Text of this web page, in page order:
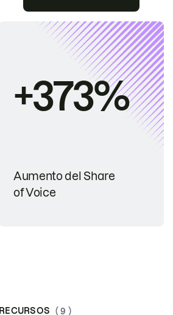
+373%
Aumento del Share
of Voice
RECURSOS ( 9 )